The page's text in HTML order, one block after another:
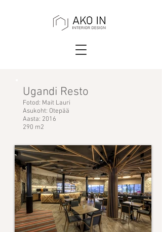
Ugandi Resto
Fotod: Mait Lauri
Asukoht: Otepää
Aasta: 2016
290 m2